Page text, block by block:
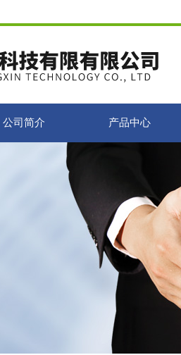
公司简介 产品中心